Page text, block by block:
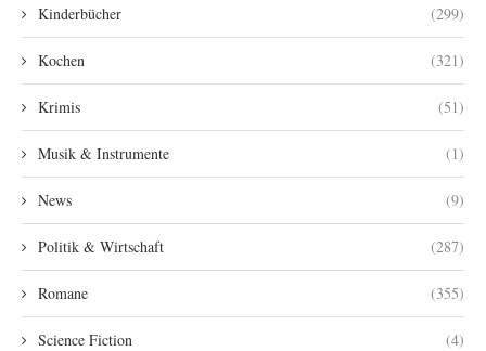
Kinderbücher (299)
Kochen (321)
Krimis (51)
Musik & Instrumente (1)
News (9)
Politik & Wirtschaft (287)
Romane (355)
Science Fiction (4)